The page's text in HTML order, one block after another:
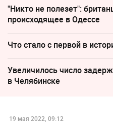
"Никто не полезет":
происходящее в Одессе
Что стало с первой в
Увеличилось число
в Челябинске
19 мая 2022, 09:12